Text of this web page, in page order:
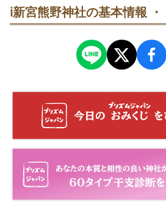
す。
11月中旬〜下旬 大イチョウ黄葉｜
レビ紹介の翌日に長蛇の列だったと
いて回るなら平日早めや雨天も選択
入口で拝観料を納めたら、まず長床
と大イチョウを同じ画角に入れる流
黄葉シーズンは早い時間に到着し、
一礼。その後に長床へ進む順番にす
ち着きやすいです。
入口で拝観料を納めたら、長床を正
の石段へ。上がりきったら三所に順
本殿参拝のあとに宝物殿へ移動し、
内を戻ります。最後に長床前で軽く
ちがまとまりやすいです。
ℹ️新宮熊野神社の基本情報 ・